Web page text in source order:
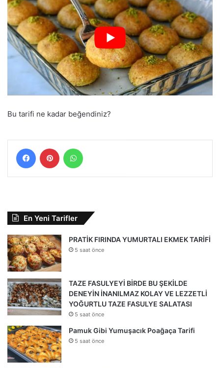
Bu tarifi ne kadar beğendiniz?
FacebookPinterest
En Yeni Tarifler
PRATİK FIRINDA YUMURTALI EKMEK TARİFİ
5 saat önce
TAZE FASULYEYİ BİRDE BU ŞEKİLDE
DENEYİN İNANILMAZ KOLAY VE LEZZETLİ
YOĞURTLU TAZE FASULYE SALATASI
5 saat önce
Pamuk Gibi Yumuşacık Poağaça Tarifi
5 saat önce